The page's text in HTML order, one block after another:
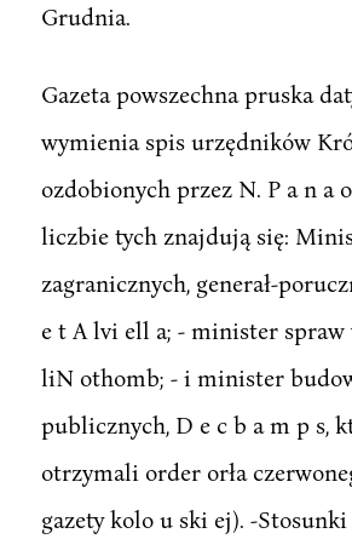
Grudnia.
Gazeta powszechna pruska
wymienia spis urzędników
ozdobionych przez N. P a n a
liczbie tych znajdują się:
zagranicznych, generał-
e t A lvi ell a; - minister spraw
liN othomb; - i minister
publicznych, D e c b a m p s,
otrzymali order orła
gazety kolo u ski ej). -Stosunki